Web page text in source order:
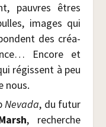
pauvres êtres
images qui
des créa­
Encore et
régissent à peu
nous.
Neva­da, du futur
, recherche